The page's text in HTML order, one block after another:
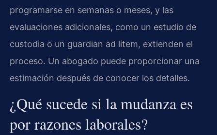
programarse en semanas o meses, y las
evaluaciones adicionales, como un estudio de
custodia o un guardian ad litem, extienden el
proceso. Un abogado puede proporcionar una
estimación después de conocer los detalles.
¿Qué sucede si la mudanza es
por razones laborales?